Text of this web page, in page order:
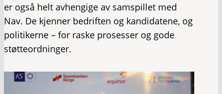
er også helt avhengige av samspillet med
Nav. De kjenner bedriften og kandidatene, og
politikerne – for raske prosesser og gode
støtteordninger.